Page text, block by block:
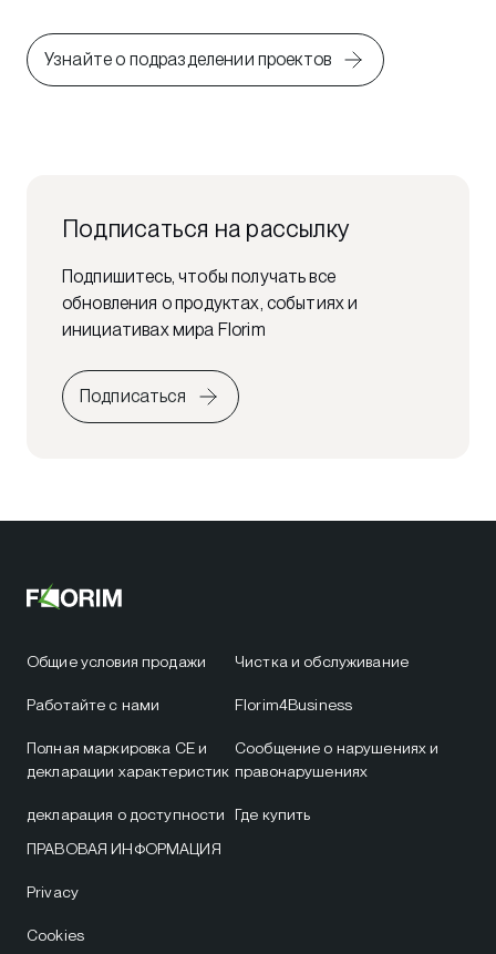
Узнайте о подразделении проектов
Подписаться на рассылку
Подпишитесь, чтобы получать все
обновления о продуктах, событиях и
инициативах мира Florim
Подписаться
Общие условия продажи
Работайте с нами
Полная маркировка CE и
декларации характеристик
декларация о доступности
Чистка и обслуживание
Florim4Business
Сообщение о нарушениях и
правонарушениях
Где купить
ПРАВОВАЯ ИНФОРМАЦИЯ
Privacy
Cookies